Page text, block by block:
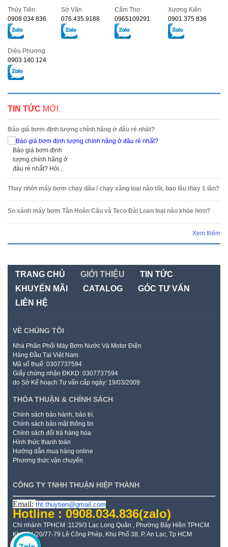
Thủy Tiên
0908 034 836
Sở Vân
076.435.9188
Cẩm Thơ
0965109291
Xương Kiên
0901 375 836
Diệu Phương
0903 140 124
TIN TỨC MỚI
Báo giá bơm định lượng chính hãng ở đâu rẻ nhất?
Báo giá bơm định
lượng chính hãng ở
đâu rẻ nhất? Hỏi...
Thay nhớt máy bơm chạy dầu / chạy xăng loại nào tốt, bao lâu thay 1 lần?
So sánh máy bơm Tân Hoàn Cầu và Teco Đài Loan loại nào khỏe hơn?
Xem thêm
TRANG CHỦ GIỚI THIỆU
TIN TỨC
KHUYẾN MÃI
CATALOG
GÓC TƯ VẤN
LIÊN HỆ
VỀ CHÚNG TÔI
Nhà Phân Phối Máy Bơm Nước Và Motor Điện
Hàng Đầu Tại Việt Nam
Mã số thuế: 0307737594
Giấy chứng nhận ĐKKD: 0307737594
do Sở Kế hoạch Tư vấn cấp ngày: 19/03/2009
THỎA THUẬN & CHÍNH SÁCH
Chính sách bảo hành, bảo trì.
Chính sách bảo mật thông tin
Chính sách đổi trả hàng hóa
Hình thức thanh toán
Hướng dẫn mua hàng online
Phương thức vận chuyển
CÔNG TY TNHH THUẬN HIỆP THÀNH
Email: tht.thuytien@gmail.com
Hotline : 0908.034.836(zalo)
Chi nhánh TPHCM :1129/3 Lạc Long Quân , Phường Bảy Hiền TPHCM
Kho: 21/20/77-79 Lê Công Phép, Khu Phố 38, P. An Lạc, Tp HCM